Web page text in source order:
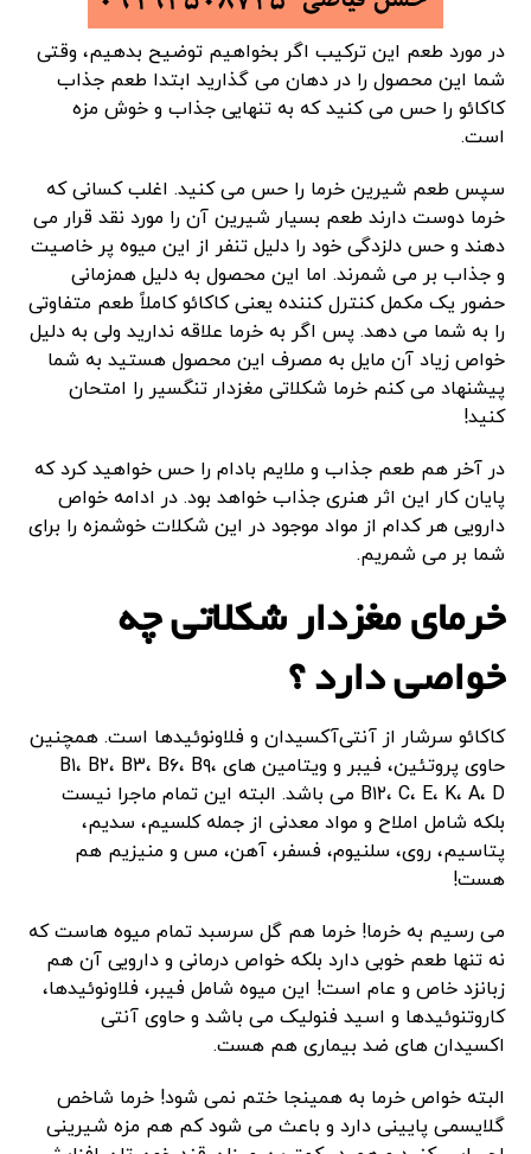
در مورد طعم این ترکیب اگر بخواهیم توضیح بدهیم، وقتی
شما این محصول را در دهان می گذارید ابتدا طعم جذاب
کاکائو را حس می کنید که به تنهایی جذاب و خوش مزه
است.
سپس طعم شیرین خرما را حس می کنید. اغلب کسانی که
خرما دوست دارند طعم بسیار شیرین آن را مورد نقد قرار می
دهند و حس دلزدگی خود را دلیل تنفر از این میوه پر خاصیت
و جذاب بر می شمرند. اما این محصول به دلیل همزمانی
حضور یک مکمل کنترل کننده یعنی کاکائو کاملاً طعم متفاوتی
را به شما می دهد. پس اگر به خرما علاقه ندارید ولی به دلیل
خواص زیاد آن مایل به مصرف این محصول هستید به شما
پیشنهاد می کنم خرما شکلاتی مغزدار تنگسیر را امتحان
کنید!
در آخر هم طعم جذاب و ملایم بادام را حس خواهید کرد که
پایان کار این اثر هنری جذاب خواهد بود. در ادامه خواص
دارویی هر کدام از مواد موجود در این شکلات خوشمزه را برای
شما بر می شمریم.
خرمای مغزدار شکلاتی چه
خواصی دارد ؟
کاکائو سرشار از آنتی‌آکسیدان و فلاونوئیدها است. همچنین
حاوی پروتئین، فیبر و ویتامین های B۱، B۲، B۳، B۶، B۹،
B۱۲، C، E، K، A، D می باشد. البته این تمام ماجرا نیست
بلکه شامل املاح و مواد معدنی از جمله کلسیم، سدیم،
پتاسیم، روی، سلنیوم، فسفر، آهن، مس و منیزیم هم
هست!
می رسیم به خرما! خرما هم گل سرسبد تمام میوه هاست که
نه تنها طعم خوبی دارد بلکه خواص درمانی و دارویی آن هم
زبانزد خاص و عام است! این میوه شامل فیبر، فلاونوئیدها،
کاروتنوئیدها و اسید فنولیک می باشد و حاوی آنتی
اکسیدان ‌های ضد بیماری هم هست.
البته خواص خرما به همینجا ختم نمی شود! خرما شاخص
گلایسمی پایینی دارد و باعث می شود کم هم مزه شیرینی